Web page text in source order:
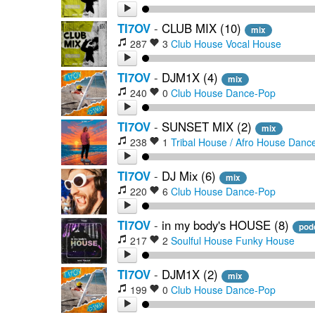
TI7OV - CLUB MIX (10) mix
287 3 Club House Vocal House
TI7OV - DJM1X (4) mix
240 0 Club House Dance-Pop
TI7OV - SUNSET MIX (2) mix
238 1 Tribal House / Afro House
TI7OV - DJ Mix (6) mix
220 6 Club House Dance-Pop
TI7OV - in my body's HOUSE (8)
217 2 Soulful House Funky House
TI7OV - DJM1X (2) mix
199 0 Club House Dance-Pop